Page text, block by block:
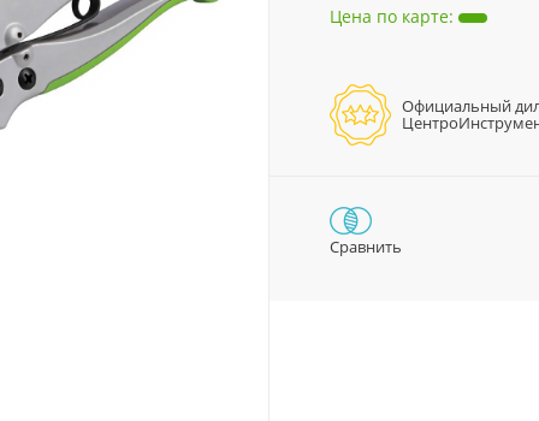
Цена по карте:
Официальный
Сравнить